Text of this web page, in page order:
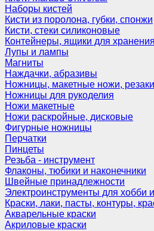
Наборы кистей
Кисти из поролона, губки, спонжи
Кисти, стеки силиконовые
Контейнеры, ящики для хранения
Лупы и лампы
Магниты
Наждачки, абразивы
Ножницы, макетные ножи, резаки
Ножницы для рукоделия
Ножи макетные
Ножи раскройные, дисковые
Фигурные ножницы
Перчатки
Пинцеты
Резьба - инструмент
Флаконы, тюбики и наконечники
Швейные принадлежности
Электроинструменты для хобби
Краски, лаки, пасты, контуры,
Акварельные краски
Акриловые краски